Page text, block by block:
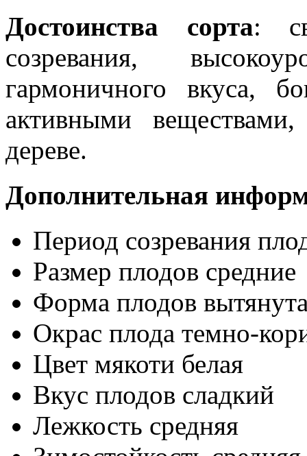
Достоинства сорта:
созревания,
гармоничного вкуса,
активными
дереве.
Дополнительная
Период созревания
Размер плодов средние
Форма плодов
Окрас плода темно-
Цвет мякоти белая
Вкус плодов сладкий
Лежкость средняя